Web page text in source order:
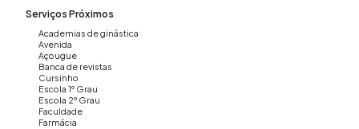
Entre em contato e agende uma visita!
Imovibe Imóveis: (19) 3648-8494
A imobiliária que causa magia em VOCÊ!
Serviços Próximos
Academias de ginástica
Avenida
Açougue
Banca de revistas
Cursinho
Escola 1º Grau
Escola 2º Grau
Faculdade
Farmácia